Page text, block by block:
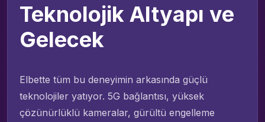
Teknolojik Altyapı ve
Gelecek
Elbette tüm bu deneyimin arkasında güçlü
teknolojiler yatıyor. 5G bağlantısı, yüksek
çözünürlüklü kameralar, gürültü engelleme